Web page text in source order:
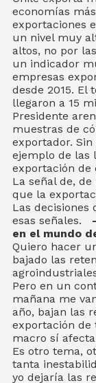
economías
exportaciones
un nivel muy
altos, no por
un indicador
empresas
desde 2015. El
llegaron a 15
Presidente
muestras de
exportador.
ejemplo de las
exportación de
La señal de,
que la
Las decisiones
esas señales.
en el mundo
Quiero hacer
bajado las
Pero en un
mañana me
año, bajan las
exportación de
macro sí
Es otro tema,
tanta
yo dejaría las